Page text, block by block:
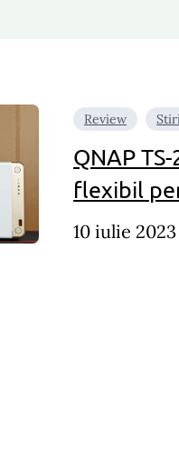
Review
QNAP
flexibil
10 iulie 2023